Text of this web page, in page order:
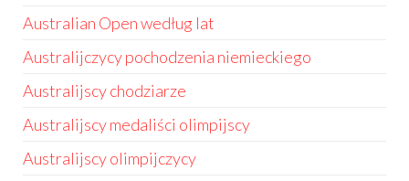
Australian Open według lat
Australijczycy pochodzenia niemieckiego
Australijscy chodziarze
Australijscy medaliści olimpijscy
Australijscy olimpijczycy